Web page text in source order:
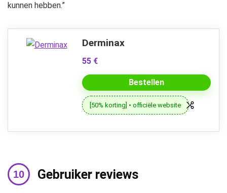
kunnen hebben.”
Derminax
55 €
Bestellen
[50% korting] • officiële website
Gebruiker reviews